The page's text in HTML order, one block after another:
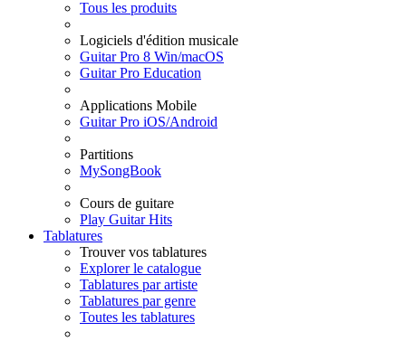
Tous les produits
Logiciels d'édition musicale
Guitar Pro 8 Win/macOS
Guitar Pro Education
Applications Mobile
Guitar Pro iOS/Android
Partitions
MySongBook
Cours de guitare
Play Guitar Hits
Tablatures
Trouver vos tablatures
Explorer le catalogue
Tablatures par artiste
Tablatures par genre
Toutes les tablatures